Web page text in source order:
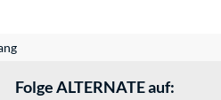
Folge ALTERNATE auf: